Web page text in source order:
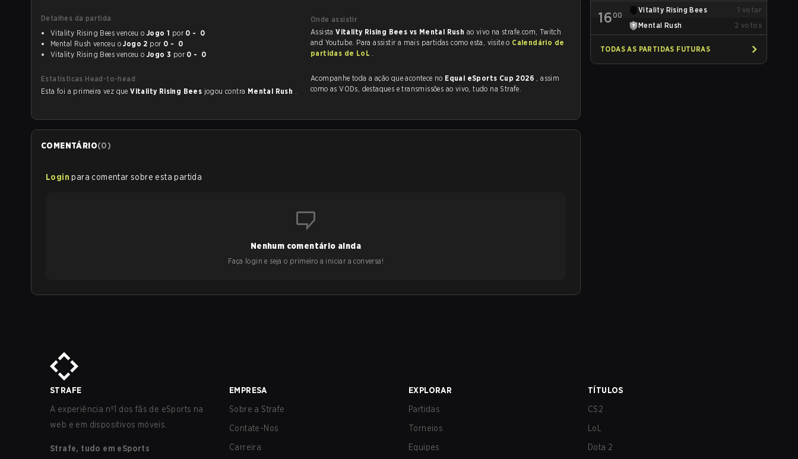
Detalhes da partida
Vitality Rising Bees venceu o Jogo 1 por
0 - 0
Mental Rush venceu oJogo 2 por
0 - 0
Vitality Rising Bees venceu o Jogo 3 por 0 - 0
Estatísticas Head-to-head
Esta foi a primeira vez queVitality Rising Bees jogou contra Mental Rush .
Onde assistir
AssistaVitality Rising Bees vs Mental Rush ao vivo na strafe.com, Twitch
and Youtube. Para assistir a mais partidas como esta, visite o Calendário de
partidas de LoL .
Acompanhe toda a ação que acontece no Equal eSports Cup 2026 , assim
como as VODs, destaques e transmissões ao vivo, tudo na Strafe.
COMENTÁRIO(0)
Login para comentar sobre esta partida
Nenhum comentário ainda
Faça login e seja o primeiro a iniciar a conversa!
1600
Vitality Rising Bees 1 votar
Mental Rush
2 votos
TODAS AS PARTIDAS FUTURAS
STRAFE
A experiência nº1 dos fãs de eSports na
web e em dispositivos móveis.
Strafe, tudo em eSports
EMPRESA
Sobre a Strafe
Contate-Nos
Carreira
EXPLORAR
Partidas
Torneios
Equipes
TÍTULOS
CS2
LoL
Dota 2